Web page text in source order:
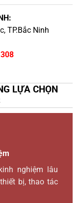
TP.Bắc Ninh
LỰA CHỌN
nghiệm lâu
bị, thao tác